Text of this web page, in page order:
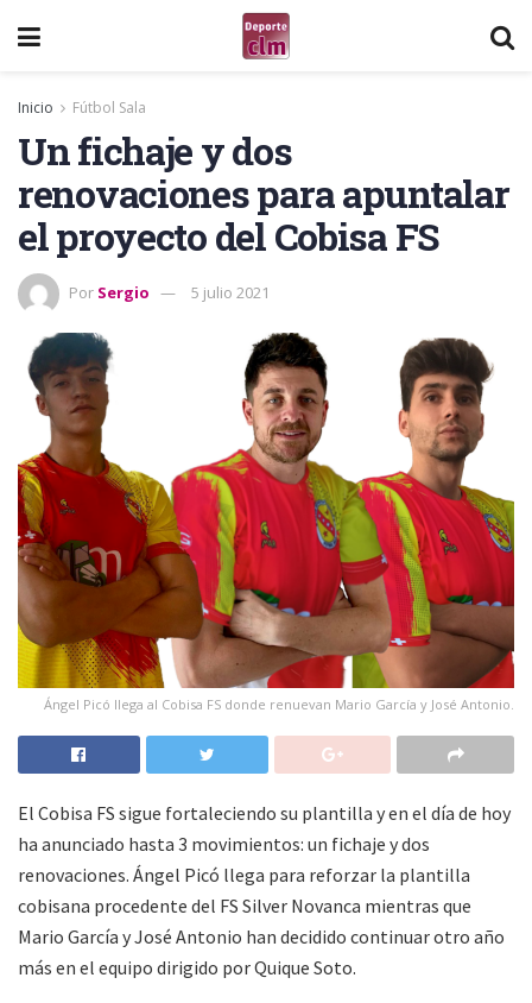
Inicio Fútbol Sala
Un fichaje y dos
renovaciones para apuntalar
el proyecto del Cobisa FS
Por Sergio 5 julio 2021
Ángel Picó llega al Cobisa FS donde renuevan Mario García y José Antonio.
El Cobisa FS sigue fortaleciendo su plantilla y en el día de hoy
ha anunciado hasta 3 movimientos: un fichaje y dos
renovaciones. Ángel Picó llega para reforzar la plantilla
cobisana procedente del FS Silver Novanca mientras que
Mario García y José Antonio han decidido continuar otro año
más en el equipo dirigido por Quique Soto.